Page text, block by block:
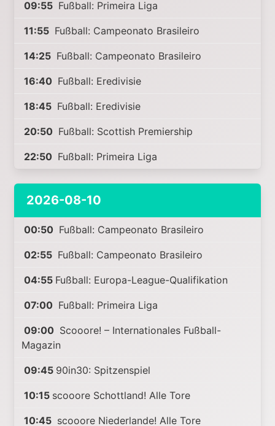
09:55 Fußball: Primeira Liga
11:55 Fußball: Campeonato Brasileiro
14:25 Fußball: Campeonato Brasileiro
16:40 Fußball: Eredivisie
18:45 Fußball: Eredivisie
20:50 Fußball: Scottish Premiership
22:50 Fußball: Primeira Liga
2026-08-10
00:50 Fußball: Campeonato Brasileiro
02:55 Fußball: Campeonato Brasileiro
04:55 Fußball: Europa-League-Qualifikation
07:00 Fußball: Primeira Liga
09:00 Scooore! – Internationales Fußball-
Magazin
09:45 90in30: Spitzenspiel
10:15 scooore Schottland! Alle Tore
10:45 scooore Niederlande! Alle Tore